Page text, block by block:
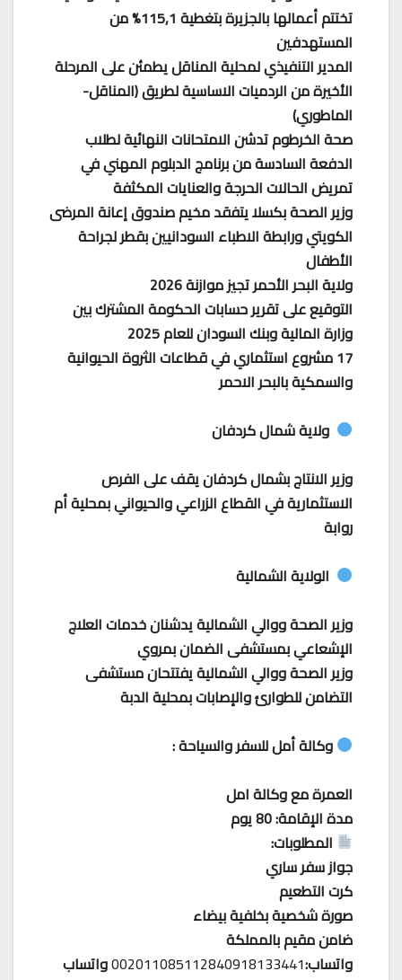
تختتم أعمالها بالجزيرة بتغطية 115,1% من
المستهدفين
المدير التنفيذي لمحلية المناقل يطمئن على المرحلة
الأخيرة من الردميات الاساسية لطريق (المناقل-
الماطوري)
صحة الخرطوم تدشن الامتحانات النهائية لطلاب
الدفعة السادسة من برنامج الدبلوم المهني في
تمريض الحالات الحرجة والعنايات المكثفة
وزير الصحة بكسلا يتفقد مخيم صندوق إعانة المرضى
الكويتي ورابطة الاطباء السودانيين بقطر لجراحة
الأطفال
ولاية البحر الأحمر تجيز موازنة 2026
التوقيع على تقرير حسابات الحكومة المشترك بين
وزارة المالية وبنك السودان للعام 2025
17 مشروع استثماري في قطاعات الثروة الحيوانية
والسمكية بالبحر الاحمر
ولاية شمال كردفان
وزير الانتاج بشمال كردفان يقف على الفرص
الاستثمارية في القطاع الزراعي والحيواني بمحلية أم
روابة
الولاية الشمالية
وزير الصحة ووالي الشمالية يدشنان خدمات العلاج
الإشعاعي بمستشفى الضمان بمروي
وزير الصحة ووالي الشمالية يفتتحان مستشفى
التضامن للطوارئ والإصابات بمحلية الدبة
وكالة أمل للسفر والسياحة :
العمرة مع وكالة امل
مدة الإقامة: 80 يوم
المطلوبات:
جواز سفر ساري
كرت التطعيم
صورة شخصية بخلفية بيضاء
ضامن مقيم بالمملكة
واتساب:002011085112840918133441واتساب